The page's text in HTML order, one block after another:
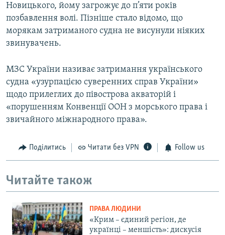
Новицького, йому загрожує до п’яти років
позбавлення волі. Пізніше стало відомо, що
морякам затриманого судна не висунули ніяких
звинувачень.
МЗС України називає затримання українського
судна «узурпацією суверенних справ України»
щодо прилеглих до півострова акваторій і
«порушенням Конвенції ООН з морського права і
звичайного міжнародного права».
Поділитись Читати без VPN Follow us
Читайте також
ПРАВА ЛЮДИНИ
«Крим – єдиний регіон, де
українці – меншість»: дискусія